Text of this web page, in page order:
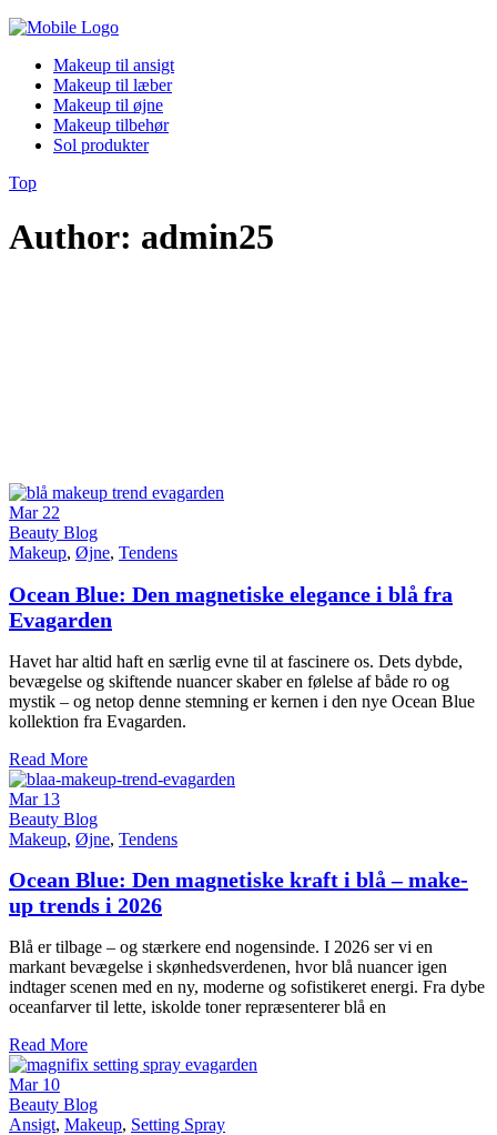
Makeup til ansigt
Makeup til læber
Makeup til øjne
Makeup tilbehør
Sol produkter
Top
Author: admin25
Mar 22
Beauty Blog
Makeup, Øjne, Tendens
Ocean Blue: Den magnetiske elegance i blå fra
Evagarden
Havet har altid haft en særlig evne til at fascinere os. Dets dybde,
bevægelse og skiftende nuancer skaber en følelse af både ro og
mystik – og netop denne stemning er kernen i den nye Ocean Blue
kollektion fra Evagarden.
Read More
Mar 13
Beauty Blog
Makeup, Øjne, Tendens
Ocean Blue: Den magnetiske kraft i blå – make-
up trends i 2026
Blå er tilbage – og stærkere end nogensinde. I 2026 ser vi en
markant bevægelse i skønhedsverdenen, hvor blå nuancer igen
indtager scenen med en ny, moderne og sofistikeret energi. Fra dybe
oceanfarver til lette, iskolde toner repræsenterer blå en
Read More
Mar 10
Beauty Blog
Ansigt, Makeup, Setting Spray